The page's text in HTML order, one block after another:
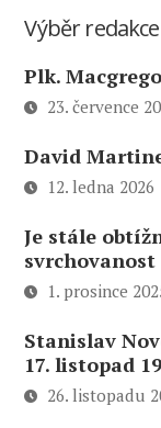
Výběr redakce
Plk.
23. července
David
12. ledna 2026
Je stále
svrchovanost
1. prosince
Stanislav
17. listopad
26. listopadu